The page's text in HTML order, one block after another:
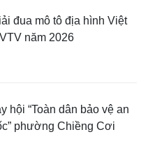
đua mô tô địa hình Việt
năm 2026
hội “Toàn dân bảo vệ an
phường Chiềng Cơi